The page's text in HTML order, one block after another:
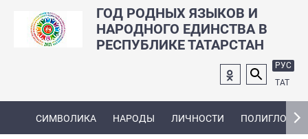
ГОД РОДНЫХ ЯЗЫКОВ И
НАРОДНОГО ЕДИНСТВА В
РЕСПУБЛИКЕ ТАТАРСТАН
РУС
ТАТ
СИМВОЛИКА НАРОДЫ ЛИЧНОСТИ ПОЛИГЛОТ